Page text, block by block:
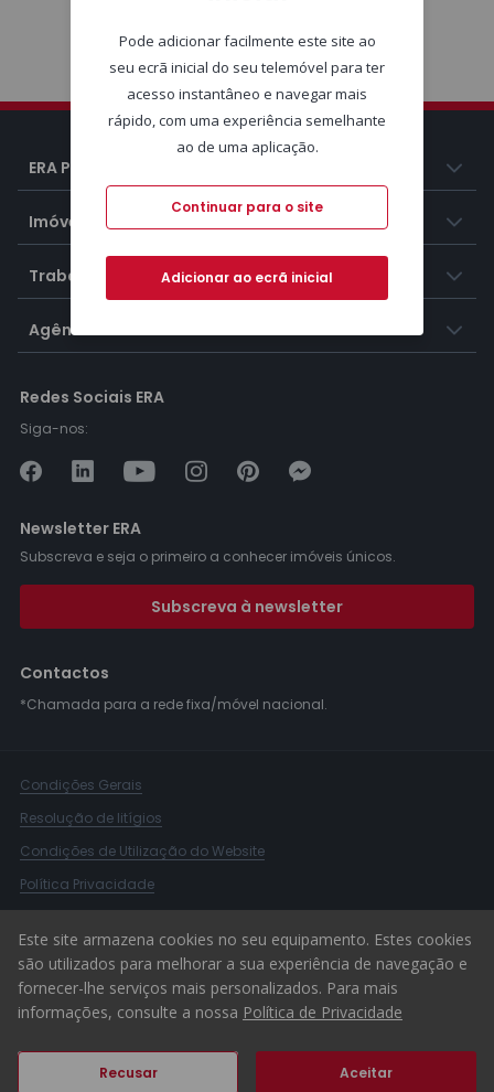
ERA Portugal
Imóveis
Trabalhar na ERA
Agências ERA
Redes Sociais ERA
Siga-nos:
Newsletter ERA
Subscreva e seja o primeiro a conhecer imóveis únicos.
Subscreva à newsletter
Contactos
*Chamada para a rede fixa/móvel nacional.
Condições Gerais
Resolução de litígios
Condições de Utilização do Website
Política Privacidade
Canal de Denúncias
© 2026 ERA Portugal
Este site armazena cookies no seu equipamento. Estes cookies
são utilizados para melhorar a sua experiência de navegação e
fornecer-lhe serviços mais personalizados. Para mais
informações, consulte a nossa Política de Privacidade
Recusar Aceitar
Pode adicionar facilmente este site ao
seu ecrã inicial do seu telemóvel para ter
acesso instantâneo e navegar mais
rápido, com uma experiência semelhante
ao de uma aplicação.
Continuar para o site
Adicionar ao ecrã inicial